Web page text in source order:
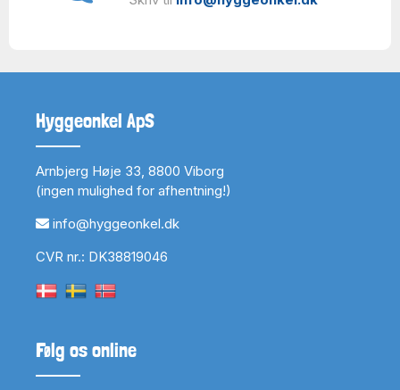
Hyggeonkel ApS
Arnbjerg Høje 33, 8800 Viborg
(ingen mulighed for afhentning!)
info@hyggeonkel.dk
CVR nr.: DK38819046
Følg os online